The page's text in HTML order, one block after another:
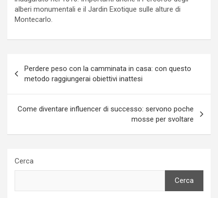
alberi monumentali e il Jardin Exotique sulle alture di
Montecarlo.
articoli
Perdere peso con la camminata in casa: con questo
metodo raggiungerai obiettivi inattesi
Come diventare influencer di successo: servono poche
mosse per svoltare
Cerca
Cerca